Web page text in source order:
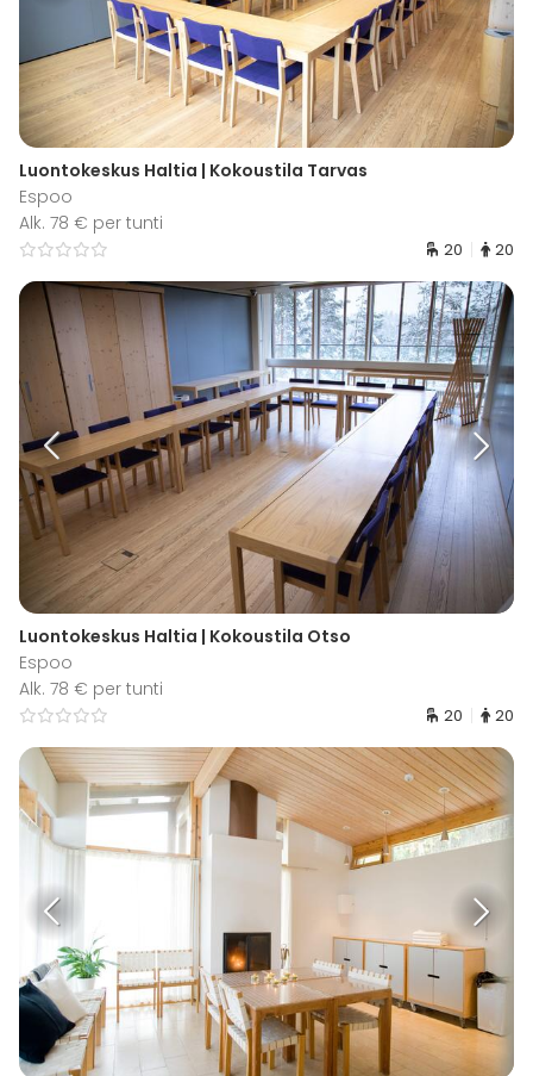
Luontokeskus Haltia | Kokoustila Tarvas
Espoo
Alk. 78 € per tunti
20 20
Luontokeskus Haltia | Kokoustila Otso
Espoo
Alk. 78 € per tunti
20 20